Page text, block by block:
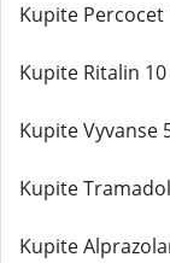
Kupite Percocet
Kupite Ritalin
Kupite Vyvanse
Kupite
Kupite